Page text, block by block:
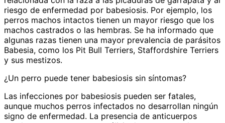
riesgo de enfermedad por babesiosis. Por ejemplo, los
perros machos intactos tienen un mayor riesgo que los
machos castrados o las hembras. Se ha informado que
algunas razas tienen una mayor prevalencia de parásitos
Babesia, como los Pit Bull Terriers, Staffordshire Terriers
y sus mestizos.
¿Un perro puede tener babesiosis sin síntomas?
Las infecciones por babesiosis pueden ser fatales,
aunque muchos perros infectados no desarrollan ningún
signo de enfermedad. La presencia de anticuerpos